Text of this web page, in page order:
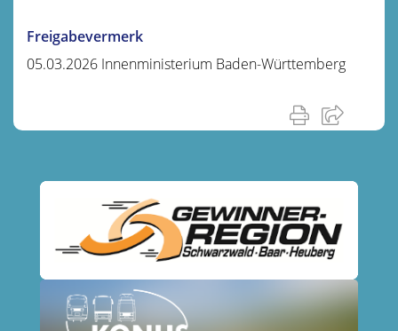
Freigabevermerk
05.03.2026 Innenministerium Baden-Württemberg